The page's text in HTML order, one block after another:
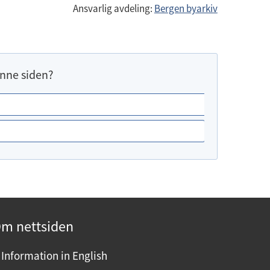
Ansvarlig avdeling: Bergen byarkiv
siden?
nettsiden
Information in English